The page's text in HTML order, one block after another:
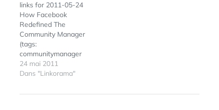
France et Axel Springer
France, la joint-venture
EMAS Digital prend
ainsi une place parmi
les acteurs majeurs de
la diffusion d’annonces
automobiles sur
Internet en
France et Axel…
links for 2011-05-24
How Facebook
Redefined The
Community Manager
(tags:
communitymanager
facebook) Les logos
contre-attaquent ! -
geek starwars logo)
24 mai 2011
Dans "Linkorama"